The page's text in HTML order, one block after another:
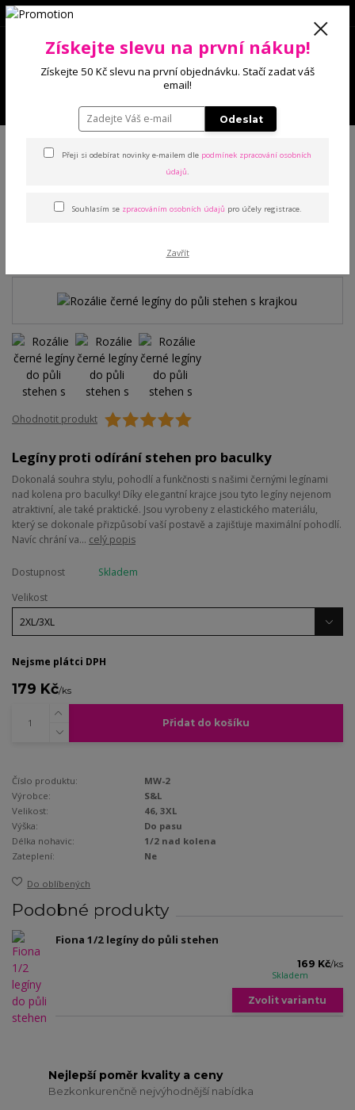
0 Kč
Rozálie černé legíny do půli
Ohodnotit produkt
Legíny proti odírání stehen pro baculky
Dokonalá souhra stylu, pohodlí a funkčnosti s našimi černými legínami
nad kolena pro baculky! Díky elegantní krajce jsou tyto legíny nejenom
atraktivní, ale také praktické. Jsou vyrobeny z elastického materiálu,
který se dokonale přizpůsobí vaší postavě a zajišťuje maximální pohodlí.
Navíc chrání va... celý popis
Dostupnost
Skladem
Velikost
Nejsme plátci DPH
179 Kč/ks
Přidat do košíku
Číslo produktu:
MW-2
Výrobce:
S&L
Velikost:
46, 3XL
Výška:
Do pasu
Délka nohavic:
1/2 nad kolena
Zateplení:
Ne
Do oblíbených
Podobné produkty
Fiona 1/2 legíny do půli stehen
169 Kč/ks
Skladem
Zvolit variantu
Nejlepší poměr kvality a ceny
Bezkonkurenčně nejvýhodnější nabídka
Získejte slevu na první nákup!
Získejte 50 Kč slevu na první objednávku. Stačí zadat váš
email!
Odeslat
Přeji si odebírat novinky e-mailem dle podmínek zpracování osobních
údajů.
Souhlasím se zpracováním osobních údajů pro účely registrace.
Zavřít